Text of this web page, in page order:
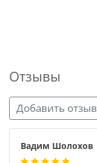
Отзывы
Добавить отзыв
Вадим Шолохов